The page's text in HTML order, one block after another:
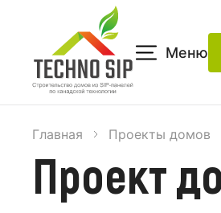
Меню
Главная Проекты домов
Проект